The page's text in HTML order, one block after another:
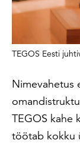
TEGOS Eesti
Nimevahetus
TEGOS kahe
töötab kokku